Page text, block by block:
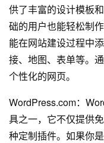
供了丰富的设计模板
础的用户也能轻松制
能在网站建设过程中
接、地图、表单等。
个性化的网页。
WordPress.com：
具之一，它不仅提供
种定制插件。如果你